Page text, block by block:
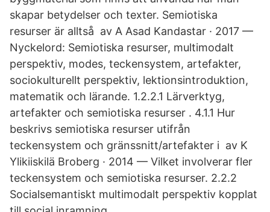
skapar betydelser och texter. Semiotiska
resurser är alltså av A Asad Kandastar · 2017 —
Nyckelord: Semiotiska resurser, multimodalt
perspektiv, modes, teckensystem, artefakter,
sociokulturellt perspektiv, lektionsintroduktion,
matematik och lärande. 1.2.2.1 Lärverktyg,
artefakter och semiotiska resurser . 4.1.1 Hur
beskrivs semiotiska resurser utifrån
teckensystem och gränssnitt/artefakter i av K
Ylikiiskilä Broberg · 2014 — Vilket involverar fler
teckensystem och semiotiska resurser. 2.2.2
Socialsemantiskt multimodalt perspektiv kopplat